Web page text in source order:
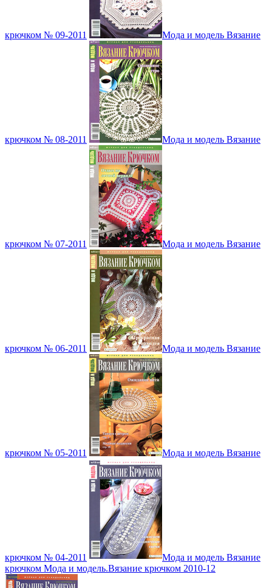
крючком № 09-2011 Мода и модель Вязание
крючком № 08-2011 Мода и модель Вязание
крючком № 07-2011 Мода и модель Вязание
крючком № 06-2011 Мода и модель Вязание
крючком № 05-2011 Мода и модель Вязание
крючком № 04-2011
Мода и модель Вязание
крючком Мода и модель.Вязание крючком 2010-12